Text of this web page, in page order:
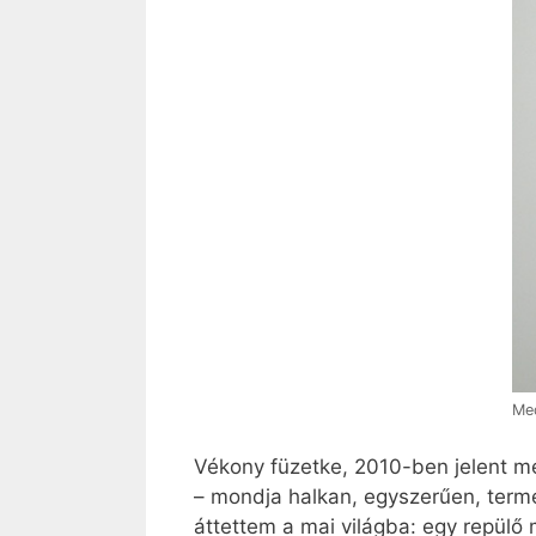
Vékony füzetke, 2010-ben jelent
– mondja halkan, egyszerűen,
áttettem a mai világba: egy repülő